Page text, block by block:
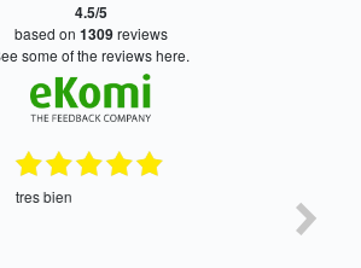
4.5/5
based on 1309reviews
see some of the reviews here.